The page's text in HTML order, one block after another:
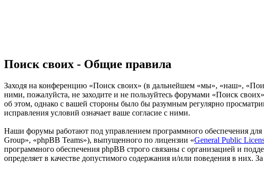
Поиск своих - Общие правила
Заходя на конференцию «Поиск своих» (в дальнейшем «мы», «наш»,
ними, пожалуйста, не заходите и не пользуйтесь форумами «Поиск
об этом, однако с вашей стороны было бы разумным регулярно
исправления условий означает ваше согласие с ними.
Наши форумы работают под управлением программного обеспечения
Group», «phpBB Teams»), выпущенного по лицензии «General Public
программного обеспечения phpBB строго связаны с организацией и
определяет в качестве допустимого содержания и/или поведения в них.